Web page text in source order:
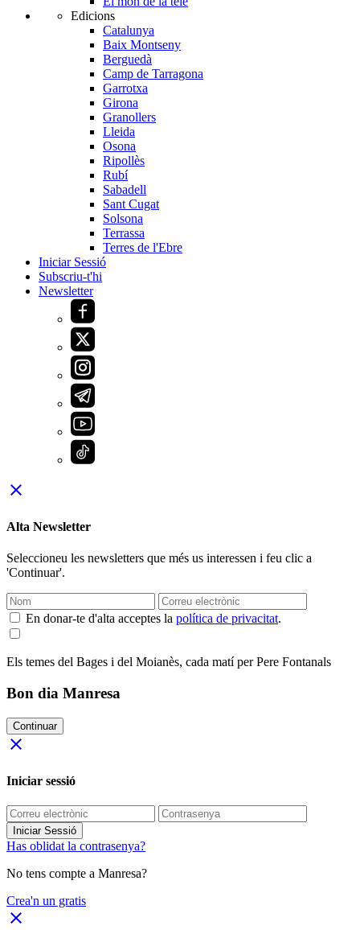
Edicions
Catalunya
Baix Montseny
Berguedà
Camp de Tarragona
Garrotxa
Girona
Granollers
Lleida
Osona
Ripollès
Rubí
Sabadell
Sant Cugat
Solsona
Terrassa
Terres de l'Ebre
Iniciar Sessió
Subscriu-t'hi
Newsletter
close
Alta Newsletter
Seleccioneu les newsletters que més us interessen i feu clic a
'Continuar'.
En donar-te d'alta acceptes la política de privacitat.
Els temes del Bages i del Moianès, cada matí per Pere Fontanals
Bon dia Manresa
Continuar
close
Iniciar sessió
Iniciar Sessió
Has oblidat la contrasenya?
No tens compte a Manresa?
Crea'n un gratis
close